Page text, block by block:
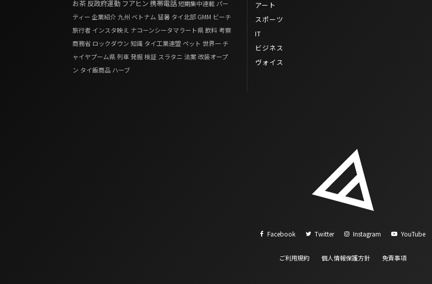
お茶 反政府運動 フアヒン携帯電話 短期集中連載 パー
ティー 企業紹介 九州 ベトナム 猛暑 タイ北部 GMM ビーチ
旅行者 インスタ映え ナコーンシータマラート県飲料 考察
商務省 ロックダウン 知識 タイ工業連盟 ペット 世界一 チ
ャイヤプーム県列車発掘検証 スラタニ 法案改装オープ
ン タイ飯商品 ハーブ
アート
スポーツ
IT
ビジネス
ヴォイス
Facebook Twitter Instagram YouTube
ご利用規約 個人情報保護方針 免責事項